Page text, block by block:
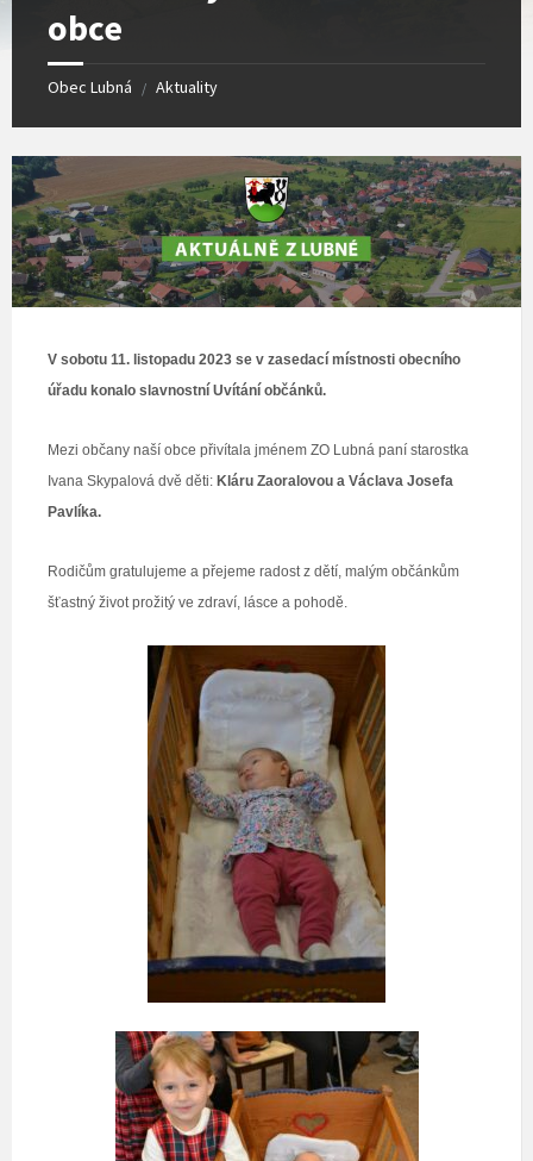
obce
Obec Lubná / Aktuality
V sobotu 11. listopadu 2023 se v zasedací místnosti obecního
úřadu konalo slavnostní Uvítání občánků.
Mezi občany naší obce přivítala jménem ZO Lubná paní starostka
Ivana Skypalová dvě děti: Kláru Zaoralovou a Václava Josefa
Pavlíka.
Rodičům gratulujeme a přejeme radost z dětí, malým občánkům
šťastný život prožitý ve zdraví, lásce a pohodě.